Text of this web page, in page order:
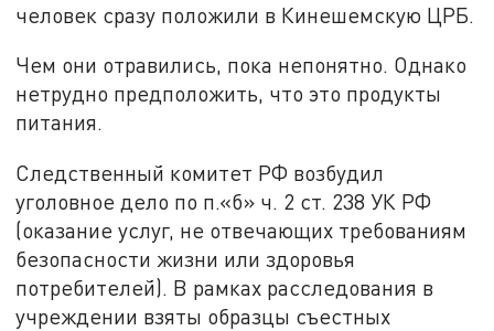
человек сразу положили в Кинешемскую ЦРБ.
Чем они отравились, пока непонятно. Однако
нетрудно предположить, что это продукты
питания.
Следственный комитет РФ возбудил
уголовное дело по п.«б» ч. 2 ст. 238 УК РФ
(оказание услуг, не отвечающих требованиям
безопасности жизни или здоровья
потребителей). В рамках расследования в
учреждении взяты образцы съестных